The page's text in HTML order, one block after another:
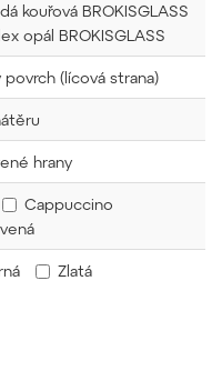
kouřová BROKISGLASS
opál BROKISGLASS
povrch (lícová strana)
hrany
Cappuccino
Zlatá